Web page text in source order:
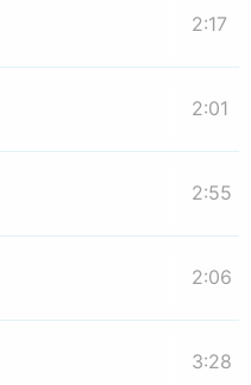
2:17
2:01
2:55
2:06
3:28